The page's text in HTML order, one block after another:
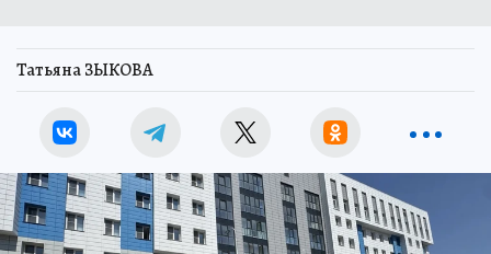
Татьяна ЗЫКОВА